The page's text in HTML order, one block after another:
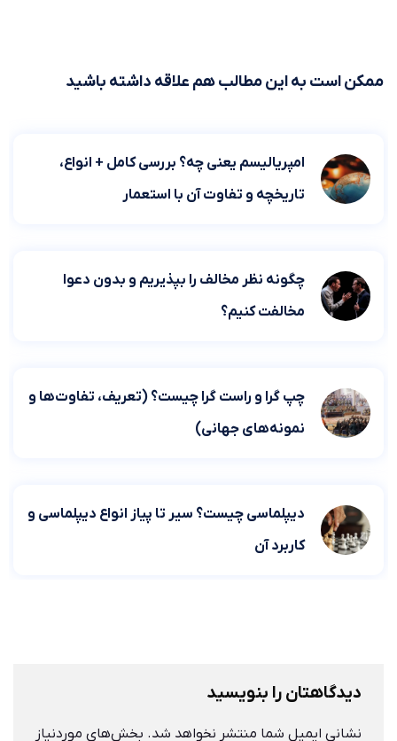
ممکن است به این مطالب هم علاقه داشته باشید
امپریالیسم یعنی چه؟ بررسی کامل + انواع،
تاریخچه و تفاوت آن با استعمار
چگونه نظر مخالف را بپذیریم و بدون دعوا
مخالفت کنیم؟
چپ گرا و راست گرا چیست؟ (تعریف، تفاوت‌ها و
نمونه‌های جهانی)
دیپلماسی چیست؟ سیر تا پیاز انواع دیپلماسی و
کاربرد آن
دیدگاهتان را بنویسید
نشانی ایمیل شما منتشر نخواهد شد. بخش‌های موردنیاز